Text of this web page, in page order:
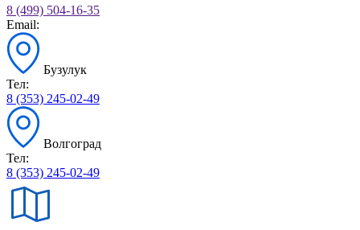
8 (499) 504-16-35
Email:
Бузулук
Тел:
8 (353) 245-02-49
Волгоград
Тел:
8 (353) 245-02-49